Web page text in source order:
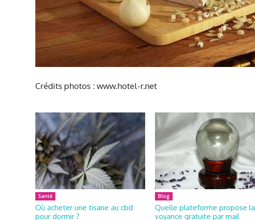
Crédits photos : www.hotel-r.net
Santé
Où acheter une tisane au cbd
pour dormir ?
Blog
Quelle plateforme propose la
voyance gratuite par mail